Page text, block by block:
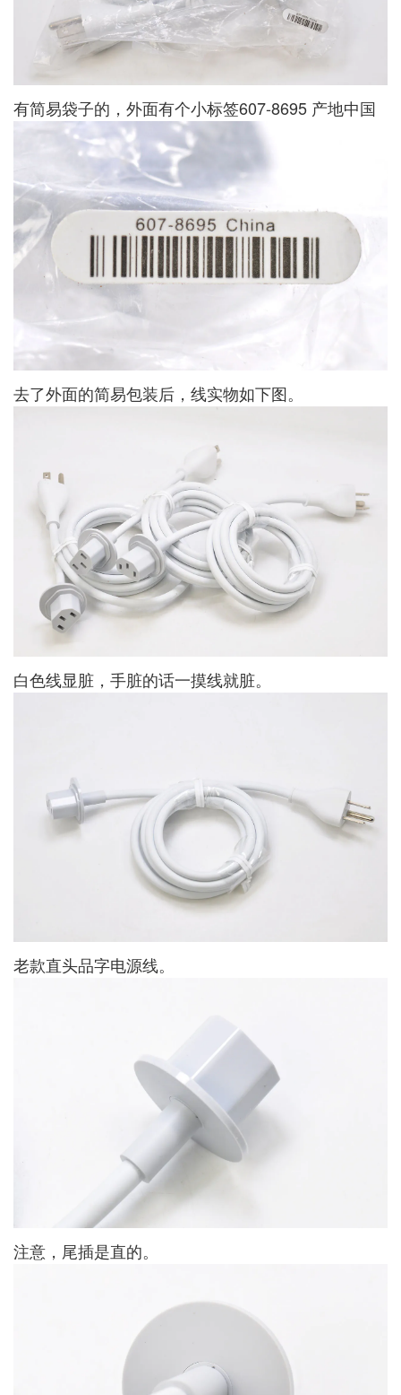
有简易袋子的，外面有个小标签607-8695 产地中国
去了外面的简易包装后，线实物如下图。
白色线显脏，手脏的话一摸线就脏。
老款直头品字电源线。
注意，尾插是直的。